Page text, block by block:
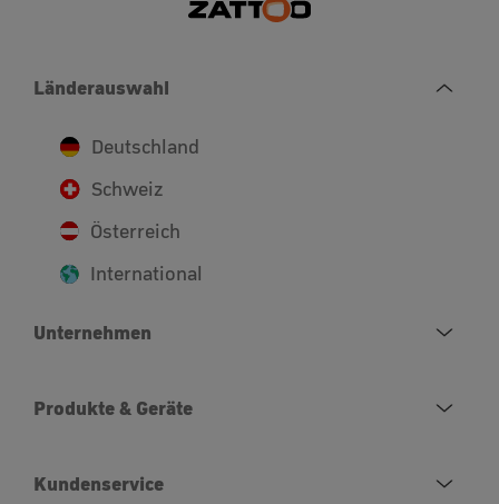
Länderauswahl
Deutschland
Schweiz
Österreich
International
Unternehmen
Produkte & Geräte
Kundenservice